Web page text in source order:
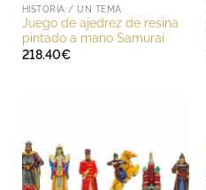
HISTORIA / UN TEMA
Juego de ajedrez de resina
pintado a mano Samurai
218.40€